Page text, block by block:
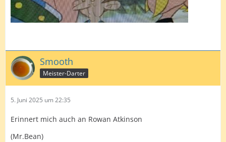
Smooth
Meister-Darter
5. Juni 2025 um 22:35
Erinnert mich auch an Rowan Atkinson
(Mr.Bean)